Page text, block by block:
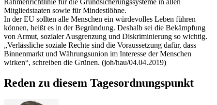
Mitgliedstaaten sowie für Mindestlöhne.
In der EU sollten alle Menschen ein würdevolles Leben führen
können, heißt es in der Begründung. Deshalb sei die Bekämpfung
von Armut, sozialer Ausgrenzung und Diskriminierung so wichtig.
„Verlässliche soziale Rechte sind die Voraussetzung dafür, dass
Binnenmarkt und Währungsunion im Interesse der Menschen
wirken“, schreiben die Grünen. (joh/hau/04.04.2019)
Reden zu diesem Tagesordnungspunkt